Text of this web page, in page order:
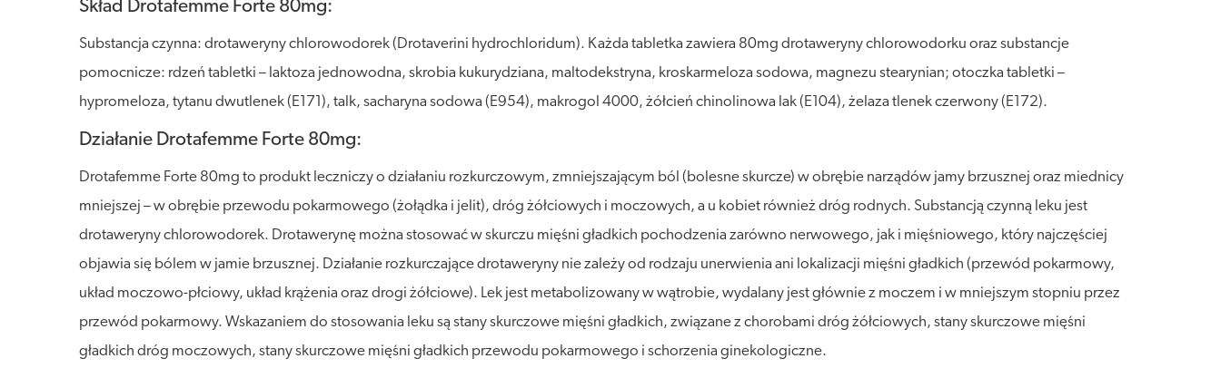
Skład Drotafemme Forte 80mg:
Substancja czynna: drotaweryny chlorowodorek (Drotaverini hydrochloridum). Każda tabletka zawiera 80mg drotaweryny chlorowodorku oraz substancje
pomocnicze: rdzeń tabletki – laktoza jednowodna, skrobia kukurydziana, maltodekstryna, kroskarmeloza sodowa, magnezu stearynian; otoczka tabletki –
hypromeloza, tytanu dwutlenek (E171), talk, sacharyna sodowa (E954), makrogol 4000, żółcień chinolinowa lak (E104), żelaza tlenek czerwony (E172).
Działanie Drotafemme Forte 80mg:
Drotafemme Forte 80mg to produkt leczniczy o działaniu rozkurczowym, zmniejszającym ból (bolesne skurcze) w obrębie narządów jamy brzusznej oraz miednicy
mniejszej – w obrębie przewodu pokarmowego (żołądka i jelit), dróg żółciowych i moczowych, a u kobiet również dróg rodnych. Substancją czynną leku jest
drotaweryny chlorowodorek. Drotawerynę można stosować w skurczu mięśni gładkich pochodzenia zarówno nerwowego, jak i mięśniowego, który najczęściej
objawia się bólem w jamie brzusznej. Działanie rozkurczające drotaweryny nie zależy od rodzaju unerwienia ani lokalizacji mięśni gładkich (przewód pokarmowy,
układ moczowo-płciowy, układ krążenia oraz drogi żółciowe). Lek jest metabolizowany w wątrobie, wydalany jest głównie z moczem i w mniejszym stopniu przez
przewód pokarmowy. Wskazaniem do stosowania leku są stany skurczowe mięśni gładkich, związane z chorobami dróg żółciowych, stany skurczowe mięśni
gładkich dróg moczowych, stany skurczowe mięśni gładkich przewodu pokarmowego i schorzenia ginekologiczne.